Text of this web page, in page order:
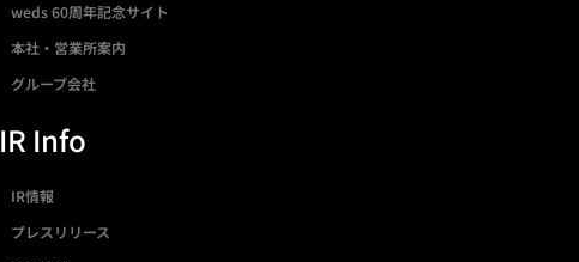
weds 60周年記念サイト
本社・営業所案内
グループ会社
IR Info
IR情報
プレスリリース